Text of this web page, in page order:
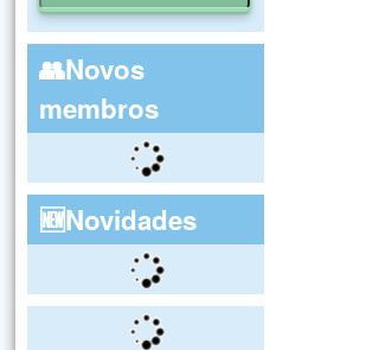
👥Novos
membros
🆕Novidades